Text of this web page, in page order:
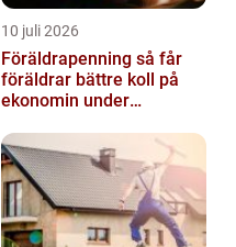
10 juli 2026
Föräldrapenning så får
föräldrar bättre koll på
ekonomin under